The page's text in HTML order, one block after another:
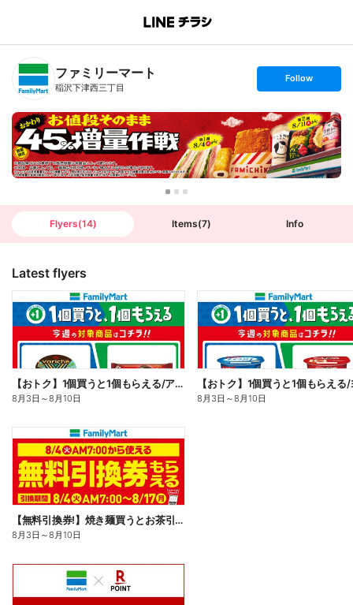
B
n
T
ファミリーマート
稲沢下津西三丁目
s
t
o
l
l
o
w
Follow
Flyers(14) Items(7) Info
Latest flyers
【おトク】1個買うと1個もらえる/アイス
8月3日 ～8月10日 8月3日 ～8月10日
【無料引換券!】焼き麺買うとお茶引換券貰える!
8月3日 ～8月10日